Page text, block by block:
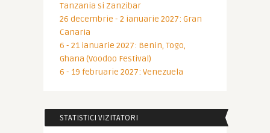
Tanzania si Zanzibar
26 decembrie - 2 ianuarie 2027: Gran
Canaria
6 - 21 ianuarie 2027: Benin, Togo,
Ghana (Voodoo Festival)
6 - 19 februarie 2027: Venezuela
STATISTICI VIZITATORI